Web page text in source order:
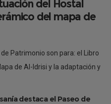
del Hostal
del mapa de
Patrimonio son para: el Libro
de Al-Idrisi y la adaptación y
destaca el Paseo de